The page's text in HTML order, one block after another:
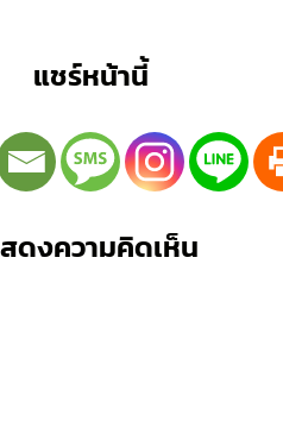
แชร์หน้านี้
ดงความคิดเห็น